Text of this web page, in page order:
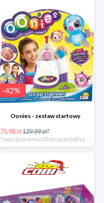
-42%
Oonies - zestaw startowy
75.98 zł129.99 zł*
*najniższa cena z 30 dni przed obniżką